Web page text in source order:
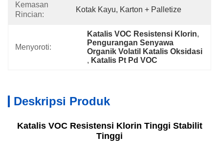
Kemasan
Rincian:
Kotak Kayu, Karton + Palletize
Menyoroti:
Katalis VOC Resistensi Klorin,
Pengurangan Senyawa
Organik Volatil Katalis Oksidasi
, Katalis Pt Pd VOC
Deskripsi Produk
Katalis VOC Resistensi Klorin Tinggi Stabilit
Tinggi